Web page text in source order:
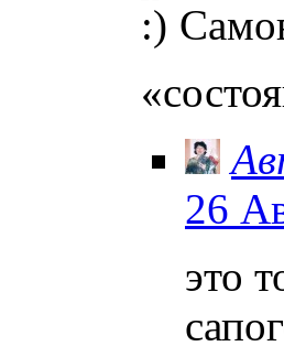
26
это